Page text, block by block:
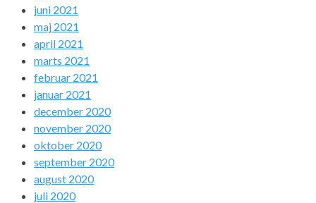
juni 2021
maj 2021
april 2021
marts 2021
februar 2021
januar 2021
december 2020
november 2020
oktober 2020
september 2020
august 2020
juli 2020